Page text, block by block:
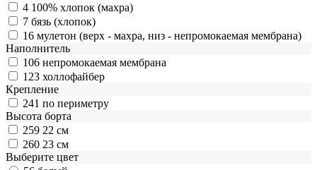
4 100% хлопок (махра)
7 бязь (хлопок)
16 мулетон (верх - махра, низ - непромокаемая мембрана)
Наполнитель
106 непромокаемая мембрана
123 холлофайбер
Крепление
241 по периметру
Высота борта
259 22 см
260 23 см
Выберите цвет